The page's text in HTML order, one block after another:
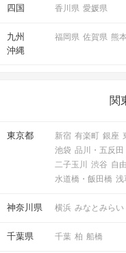
四国 香川県 愛媛県
九州
沖縄
福岡県 佐賀県 熊
関
東京都 新宿 有楽町 銀座
池袋 品川・五反田
二子玉川
渋谷 自
水道橋・飯田橋 浅
神奈川県 横浜 みなとみらい
千葉県 千葉 柏 船橋